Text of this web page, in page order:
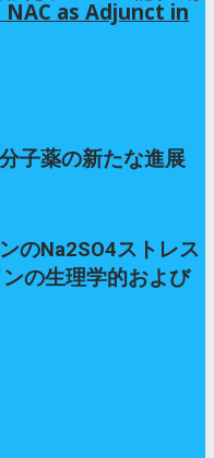
as Adjunct in
子薬の新たな進展
のNa2SO4ストレス
の生理学的および